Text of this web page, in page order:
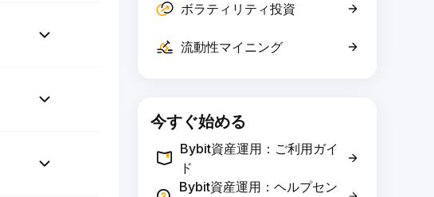
ボラティリティ投資
流動性マイニング
今すぐ始める
Bybit資産運用：ご利用ガイ
ド
Bybit資産運用：ヘルプセン